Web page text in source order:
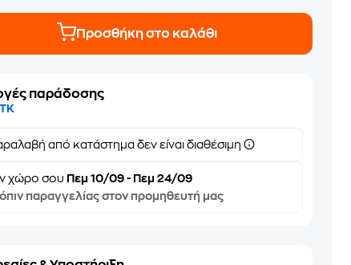
Προσθήκη στο καλάθι
παράδοσης
από κατάστημα δεν είναι διαθέσιμη
χώρο σου Πεμ 10/09 - Πεμ 24/09
παραγγελίας στον προμηθευτή μας